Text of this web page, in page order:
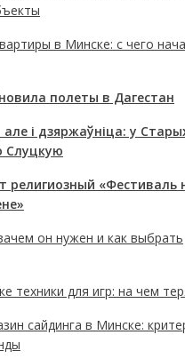
в Минске: с чего
полеты в Дагестан
але і дзяржаўніца: у
Слуцкую
религиозный
он нужен и как выбрать
техники для игр: на чем
сайдинга в Минске: